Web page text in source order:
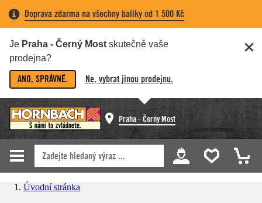
Doprava zdarma na všechny balíky od 1 500 Kč
Je Praha - Černý Most skutečně vaše
prodejna?
ANO, SPRÁVNĚ. Ne, vybrat jinou prodejnu.
Praha - Černý Most
Úvodní stránka